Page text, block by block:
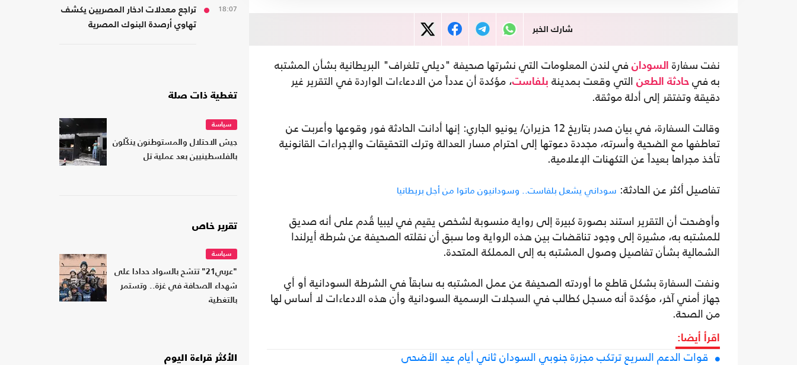
شارك الخبر
نفت سفارة السودان في لندن المعلومات التي نشرتها صحيفة "ديلي تلغراف" البريطانية بشأن المشتبه
به في حادثة الطعن التي وقعت بمدينة بلفاست، مؤكدة أن عدداً من الادعاءات الواردة في التقرير غير
دقيقة وتفتقر إلى أدلة موثقة.
وقالت السفارة، في بيان صدر بتاريخ 12 حزيران/ يونيو الجاري: إنها أدانت الحادثة فور وقوعها وأعربت عن
تعاطفها مع الضحية وأسرته، مجددة دعوتها إلى احترام مسار العدالة وترك التحقيقات والإجراءات القانونية
تأخذ مجراها بعيداً عن التكهنات الإعلامية.
تفاصيل أكثر عن الحادثة: سوداني يشعل بلفاست.. وسودانيون ماتوا من أجل بريطانيا
وأوضحت أن التقرير استند بصورة كبيرة إلى رواية منسوبة لشخص يقيم في ليبيا قُدم على أنه صديق
للمشتبه به، مشيرة إلى وجود تناقضات بين هذه الرواية وما سبق أن نقلته الصحيفة عن شرطة أيرلندا
الشمالية بشأن تفاصيل وصول المشتبه به إلى المملكة المتحدة.
ونفت السفارة بشكل قاطع ما أوردته الصحيفة عن عمل المشتبه به سابقاً في الشرطة السودانية أو أي
جهاز أمني آخر، مؤكدة أنه مسجل كطالب في السجلات الرسمية السودانية وأن هذه الادعاءات لا أساس لها
من الصحة.
اقرأ أيضا:
قوات الدعم السريع ترتكب مجزرة جنوبي السودان ثاني أيام عيد الأضحى
18:07
تراجع معدلات ادخار المصريين يكشف
تهاوي أرصدة البنوك المصرية
تغطية ذات صلة
سياسة
جيش الاحتلال والمستوطنون ينكّلون
بالفلسطينيين بعد عملية تل
تقرير خاص
سياسة
"عربي21" تتشح بالسواد حدادا على
شهداء الصحافة في غزة.. وتستمر
بالتغطية
الأكثر قراءة اليوم